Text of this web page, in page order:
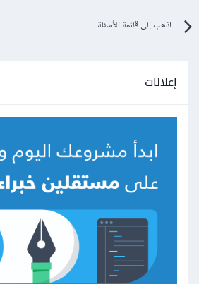
اذهب إلى قائمة الأسئلة
إعلانات